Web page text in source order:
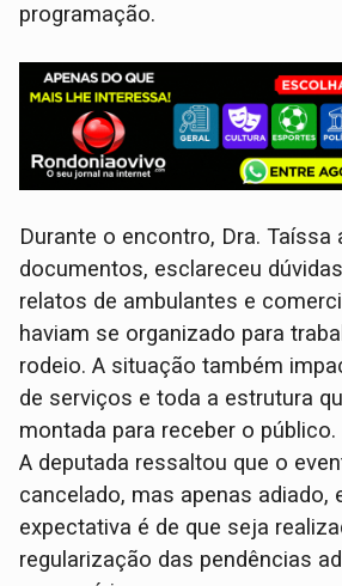
programação.
Durante o encontro, Dra. Taíssa
documentos, esclareceu
relatos de ambulantes e
haviam se organizado para
rodeio. A situação também
de serviços e toda a estrutura
montada para receber o público.
A deputada ressaltou que o
cancelado, mas apenas adiado,
expectativa é de que seja
regularização das pendências